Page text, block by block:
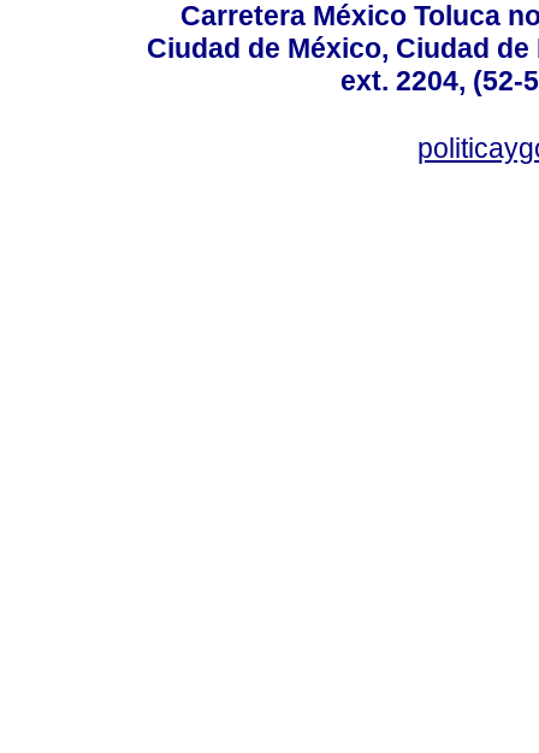
Carretera México Toluca
Ciudad de México, Ciudad de
ext. 2204, (52-